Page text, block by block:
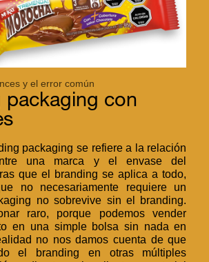
y el error común
packaging con
packaging se refiere a la relación
una marca y el envase del
que el branding se aplica a todo,
no necesariamente requiere un
no sobrevive sin el branding.
raro, porque podemos vender
en una simple bolsa sin nada en
no nos damos cuenta de que
el branding en otras múltiples